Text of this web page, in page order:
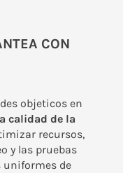
CON
objeticos en
calidad de la
recursos,
y las pruebas
uniformes de